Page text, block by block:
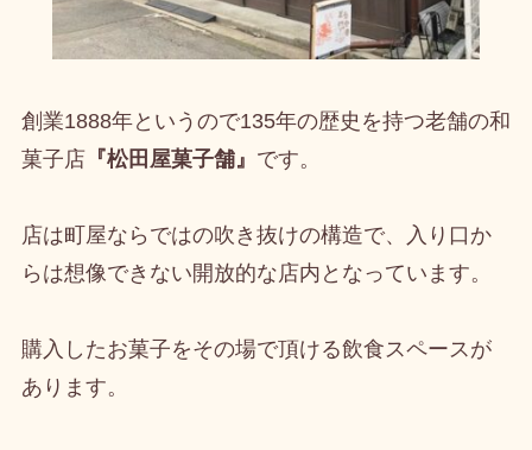
創業1888年というので135年の歴史を持つ老舗の和
菓子店『松田屋菓子舗』 です。
店は町屋ならではの吹き抜けの構造で、入り口か
らは想像できない開放的な店内となっています。
購入したお菓子をその場で頂ける飲食スペースが
あります。